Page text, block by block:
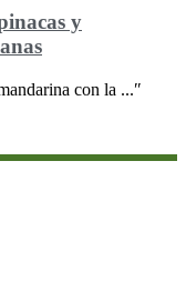
y
con la ...″